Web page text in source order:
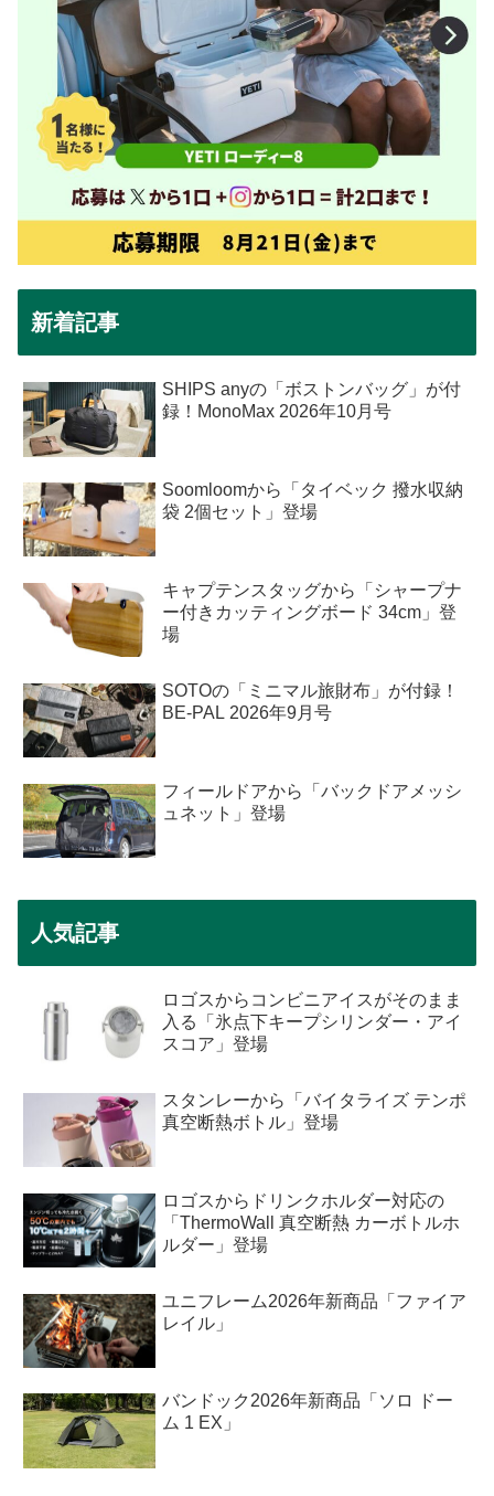
新着記事
SHIPS anyの「ボストンバッグ」が付
録！MonoMax 2026年10月号
Soomloomから「タイベック 撥水収納
袋 2個セット」登場
キャプテンスタッグから「シャープナ
ー付きカッティングボード 34cm」登
場
SOTOの「ミニマル旅財布」が付録！
BE-PAL 2026年9月号
フィールドアから「バックドアメッシ
ュネット」登場
人気記事
ロゴスからコンビニアイスがそのまま
入る「氷点下キープシリンダー・アイ
スコア」登場
スタンレーから「バイタライズ テンポ
真空断熱ボトル」登場
ロゴスからドリンクホルダー対応の
「ThermoWall 真空断熱 カーボトルホ
ルダー」登場
ユニフレーム2026年新商品「ファイア
レイル」
バンドック2026年新商品「ソロ ドー
ム 1 EX」